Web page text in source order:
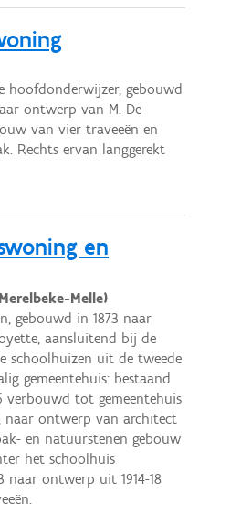
hoofdonderwijzer, gebouwd
ontwerp van M. De
van vier traveeën en
Rechts ervan langgerekt
en
Melle)
gebouwd in 1873 naar
aansluitend bij de
schoolhuizen uit de tweede
gemeentehuis: bestaand
verbouwd tot gemeentehuis
naar ontwerp van architect
en natuurstenen gebouw
het schoolhuis
naar ontwerp uit 1914-18